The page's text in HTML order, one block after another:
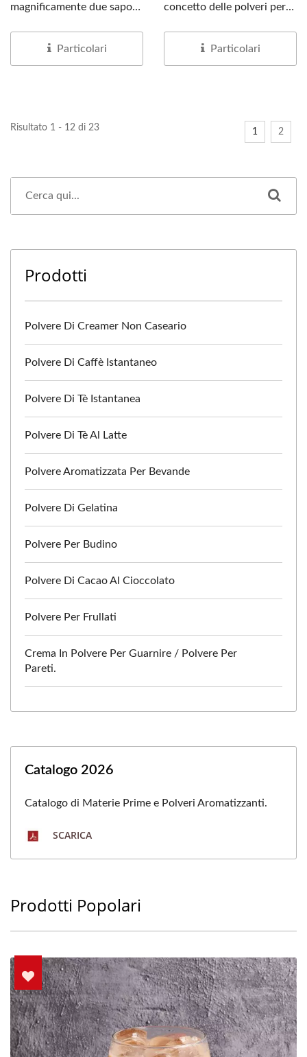
magnificamente due sapori
Estraiamo...Particolari
concetto delle polveri per
ricerca...
Particolari
Risultato 1 - 12 di 23 1 2
Prodotti
Polvere Di Creamer Non Caseario
Polvere Di Caffè Istantaneo
Polvere Di Tè Istantanea
Polvere Di Tè Al Latte
Polvere Aromatizzata Per Bevande
Polvere Di Gelatina
Polvere Per Budino
Polvere Di Cacao Al Cioccolato
Polvere Per Frullati
Crema In Polvere Per Guarnire / Polvere Per
Pareti.
Catalogo 2026
Catalogo di Materie Prime e Polveri Aromatizzanti.
SCARICA
Prodotti Popolari